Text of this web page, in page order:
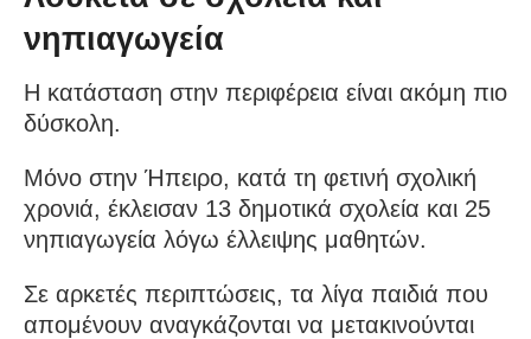
νηπιαγωγεία
Η κατάσταση στην περιφέρεια είναι ακόμη πιο
δύσκολη.
Μόνο στην Ήπειρο, κατά τη φετινή σχολική
χρονιά, έκλεισαν 13 δημοτικά σχολεία και 25
νηπιαγωγεία λόγω έλλειψης μαθητών.
Σε αρκετές περιπτώσεις, τα λίγα παιδιά που
απομένουν αναγκάζονται να μετακινούνται